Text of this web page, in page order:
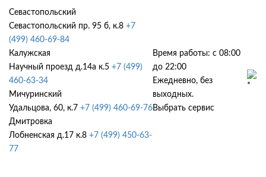
Севастопольский
Севастопольский пр. 95 б, к.8 +7
(499) 460-69-84
Калужская
Научный проезд д.14а к.5 +7 (499)
460-63-34
Мичуринский
Удальцова, 60, к.7 +7 (499) 460-69-76
Дмитровка
Лобненская д.17 к.8 +7 (499) 450-63-
77
Время работы: с 08:00
до 22:00
Ежедневно, без
выходных.
Выбрать сервис